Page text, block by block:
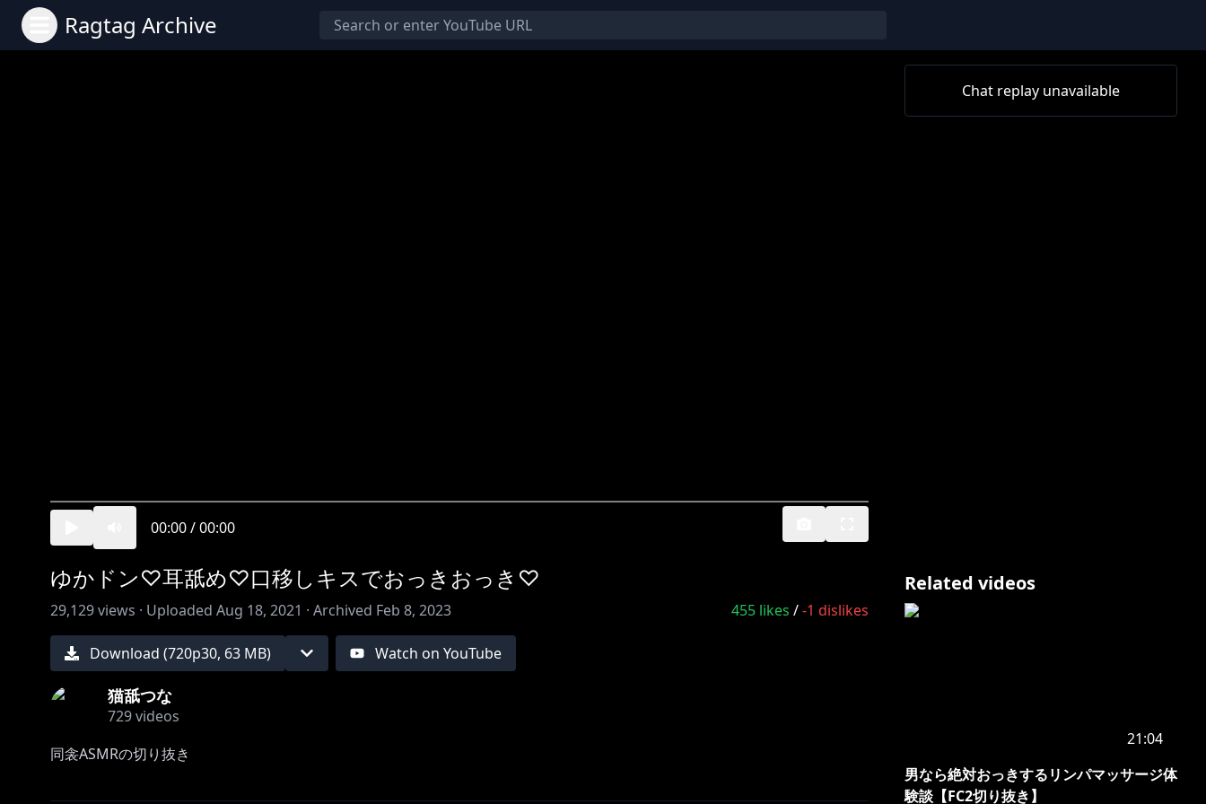
Ragtag Archive
00:00/00:00
Chat replay unavailable
ゆかドン♡耳舐め♡口移しキスでおっきおっき♡
29,129views · Uploaded Aug 18, 2021 · Archived Feb 8, 2023 455 likes /-1 dislikes
Download (720p30, 63 MB) Watch on YouTube
猫舐つな
729videos
同衾ASMRの切り抜き
起きて？
Related videos
21:04
男なら絶対おっきするリンパマッサージ体
験談【FC2切り抜き】